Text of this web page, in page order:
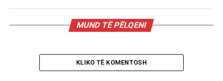
MUND TË PËLQENI
KLIKO TË KOMENTOSH